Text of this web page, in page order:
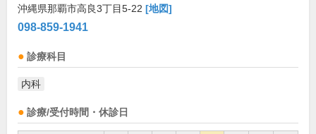
沖縄県那覇市高良3丁目5-22 [地図]
098-859-1941
診療科目
内科
診療/受付時間・休診日